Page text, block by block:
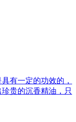
有一定的功效的，
贵的沉香精油，只